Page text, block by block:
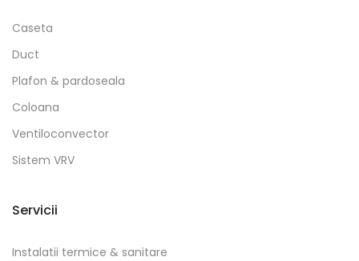
Caseta
Duct
Plafon & pardoseala
Coloana
Ventiloconvector
Sistem VRV
Servicii
Instalatii termice & sanitare